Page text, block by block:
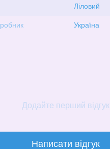
Ліловий
Україна
Додайте перший відгук
Написати відгук